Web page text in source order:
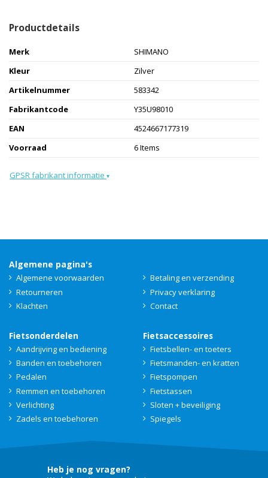
Productdetails
Merk
SHIMANO
Kleur
Zilver
Artikelnummer
583342
Fabrikantcode
Y35U98010
EAN
4524667177319
Voorraad
6 Items
GPSR fabrikant informatie ▾
Algemene pagina's
Algemene voorwaarden
Betaling en verzending
Retourneren
Privacy verklaring
Klachten
Contact
Fietsonderdelen
Aandrijving en bediening
Banden en toebehoren
Pedalen
Remmen en toebehoren
Verlichting
Zadels en toebehoren
Fietsaccessoires
Fietsbellen- en toeters
Fietsmanden- en kratten
Fietspompen
Fietstassen
Sloten + beveiliging
Spiegels
Heb je nog vragen?